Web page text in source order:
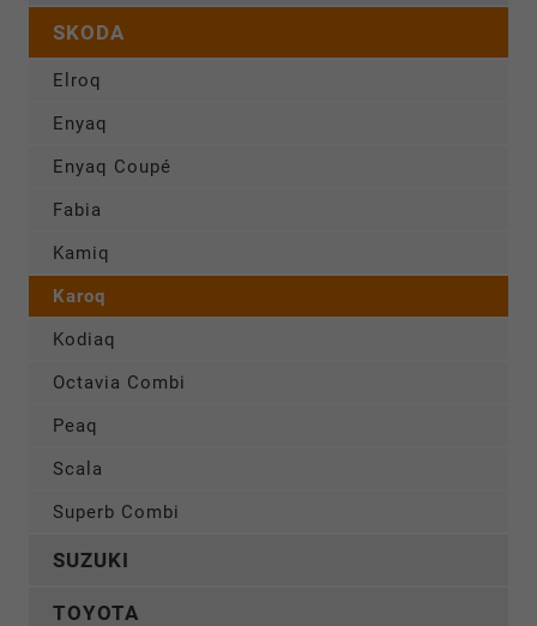
SKODA
Elroq
Enyaq
Enyaq Coupé
Fabia
Kamiq
Karoq
Kodiaq
Octavia Combi
Peaq
Scala
Superb Combi
SUZUKI
TOYOTA